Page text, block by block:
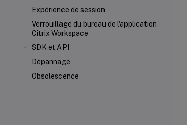
Expérience de session
Verrouillage du bureau de l'application
Citrix Workspace
SDK et API
Dépannage
Obsolescence